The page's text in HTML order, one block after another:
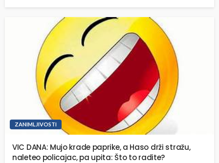
ZANIMLJIVOSTI
VIC DANA: Mujo krade paprike, a Haso drži stražu,
naleteo policajac, pa upita: Što to radite?